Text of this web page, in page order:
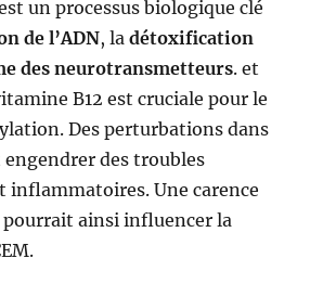
un processus biologique clé
de l’ADN, ladétoxification
des neurotransmetteurs. et
B12 est cruciale pour le
Des perturbations dans
engendrer des troubles
inflammatoires. Une carence
pourrait ainsi influencer la